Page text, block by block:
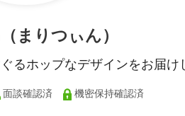
まりつぃん）
るホップなデザインをお届け
面談確認済 機密保持確認済